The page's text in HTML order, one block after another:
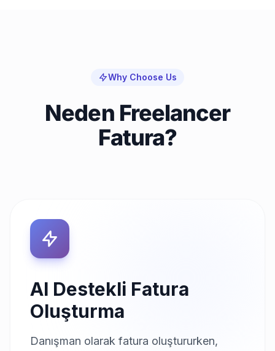
Why Choose Us
Neden Freelancer
Fatura?
AI Destekli Fatura
Oluşturma
Danışman olarak fatura oluştururken,